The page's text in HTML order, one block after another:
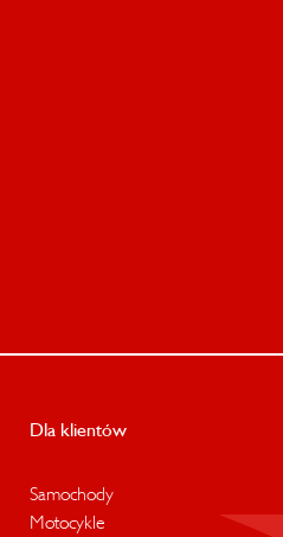
Dla klientów
Samochody
Motocykle